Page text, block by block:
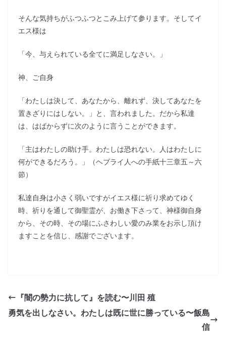
そんな気持ちがふつふつとこみ上げて参ります。そしてイ
エス様は
「今、与えられている全てに満足しなさい。」
神、ご自身
「わたしは決して、あなたから、離れず、決してあなたを
置きざりにはしない。」と、言われました。だから私達
は、はばからずに次のように言うことができます。
「主はわたしの助け手。わたしは恐れない。人はわたしに
何ができるだろう。」（ヘブライ人への手紙十三章五～六
節）
私達自身は小さく弱いですがイエス様に祈り求めてゆく
時、祈りを通して御聖霊が、お働き下さって、神様御自身
から、その時、その場にふさわしい愛のみ業をお示し頂け
ますことを信じ、感謝でございます。
『闇の勢力に抗して』を読む〜川田 殖
勇気を出しなさい。わたしは既に世に勝っている〜飯島
信